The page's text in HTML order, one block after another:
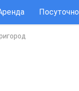
Посуточно